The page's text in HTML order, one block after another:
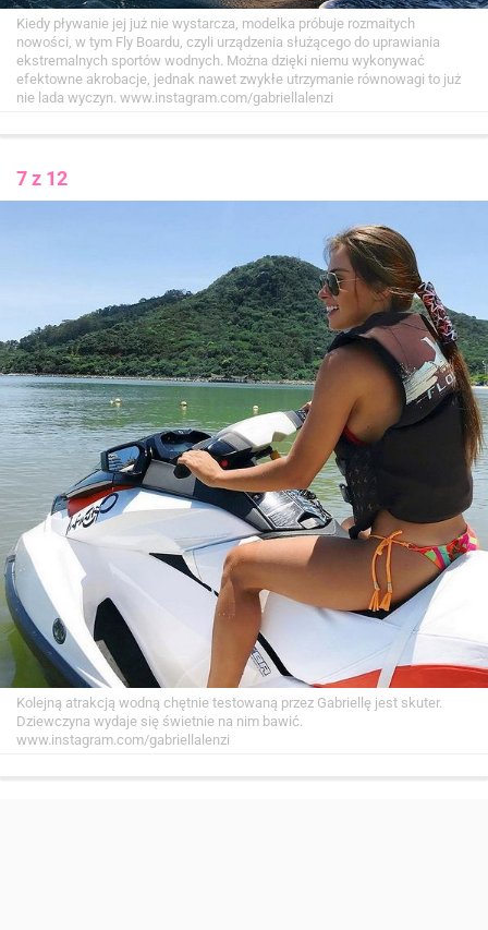
Kiedy pływanie jej już nie wystarcza, modelka próbuje rozmaitych
nowości, w tym Fly Boardu, czyli urządzenia służącego do uprawiania
ekstremalnych sportów wodnych. Można dzięki niemu wykonywać
efektowne akrobacje, jednak nawet zwykłe utrzymanie równowagi to już
nie lada wyczyn. www.instagram.com/gabriellalenzi
7 z 12
Kolejną atrakcją wodną chętnie testowaną przez Gabriellę jest skuter.
Dziewczyna wydaje się świetnie na nim bawić.
www.instagram.com/gabriellalenzi